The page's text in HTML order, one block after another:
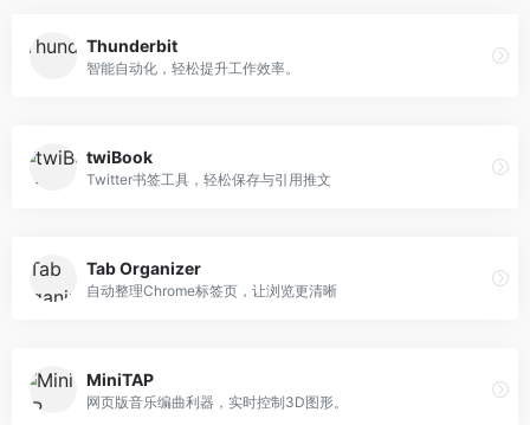
Thunderbit
智能自动化，轻松提升工作效率。
twiBook
Twitter书签工具，轻松保存与引用推文
Tab Organizer
自动整理Chrome标签页，让浏览更清晰
MiniTAP
网页版音乐编曲利器，实时控制3D图形。